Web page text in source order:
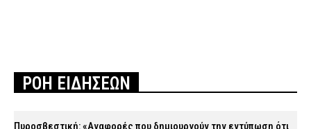
ΡΟΗ ΕΙΔΗΣΕΩΝ
Πυροσβεστική: «Αναφορές που δημιουργούν την εντύπωση ότι